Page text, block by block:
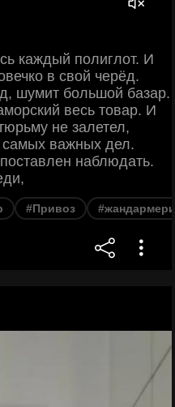
каждый полиглот. И
в свой черёд.
шумит большой базар.
весь товар. И
не залетел,
самых важных дел.
наблюдать.
#Привоз